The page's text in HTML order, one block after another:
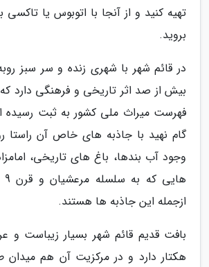
تهیه کنید و از آنجا با اتوبوس یا
بروید.
در قائم شهر با شهری زنده و سر سبز
بیش از صد اثر تاریخی و فرهنگی دارد
فهرست میراث ملی کشور به ثبت رسیده
گام نهید با جاذبه های خاص آن راستا
وجود آب بندها، باغ های تاریخی،
ازجمله این جاذبه ها هستند.
هکتار دارد و در مرکزیت آن هم میدان